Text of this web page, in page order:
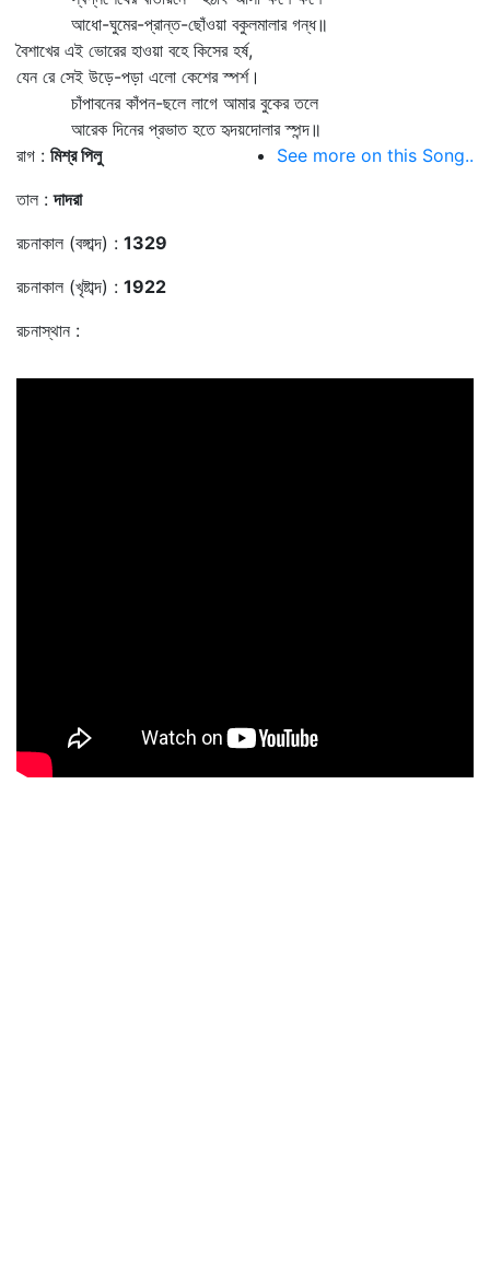
আধো-ঘুমের-প্রান্ত-ছোঁওয়া বকুলমালার গন্ধ॥
বৈশাখের এই ভোরের হাওয়া বহে কিসের হর্ষ,
যেন রে সেই উড়ে-পড়া এলো কেশের স্পর্শ।
চাঁপাবনের কাঁপন-ছলে লাগে আমার বুকের তলে
আরেক দিনের প্রভাত হতে হৃদয়দোলার স্পন্দ॥
রাগ : মিশ্র পিলু
তাল :দাদরা
রচনাকাল (বঙ্গাব্দ) : 1329
রচনাকাল (খৃষ্টাব্দ) : 1922
রচনাস্থান :
See more on this Song..